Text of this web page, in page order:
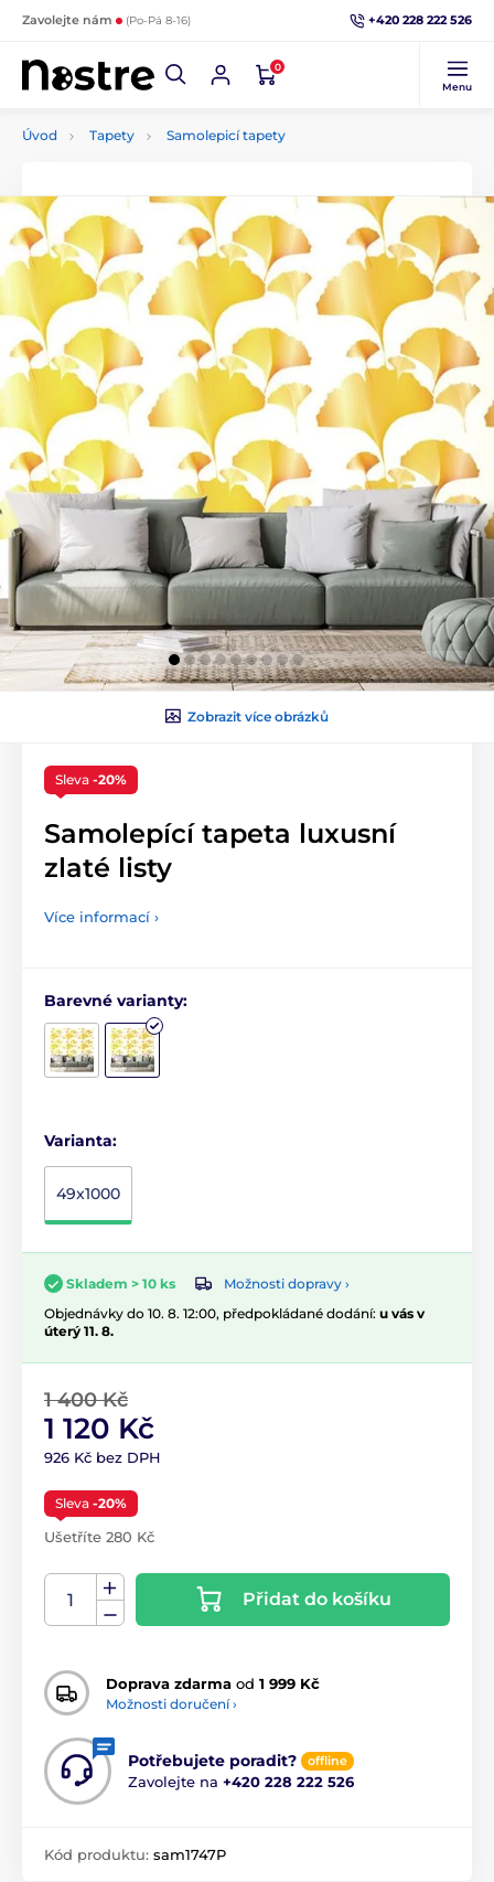
Zavolejte nám (Po-Pá 8-16) +420 228 222 526
0
Menu
Úvod Tapety Samolepicí tapety
Zobrazit více obrázků
Sleva -20%
Samolepící tapeta luxusní
zlaté listy
Více informací ›
Barevné varianty:
Varianta:
49x1000
Skladem > 10 ks
Možnosti dopravy ›
Objednávky do 10. 8. 12:00, předpokládané dodání: u vás v
úterý 11. 8.
1 400 Kč
1 120 Kč
926 Kč bez DPH
Sleva -20%
Ušetříte 280 Kč
Přidat do košíku
Doprava zdarma od 1 999 Kč
Možnosti doručení ›
Potřebujete poradit? offline
Zavolejte na +420 228 222 526
Kód produktu: sam1747P